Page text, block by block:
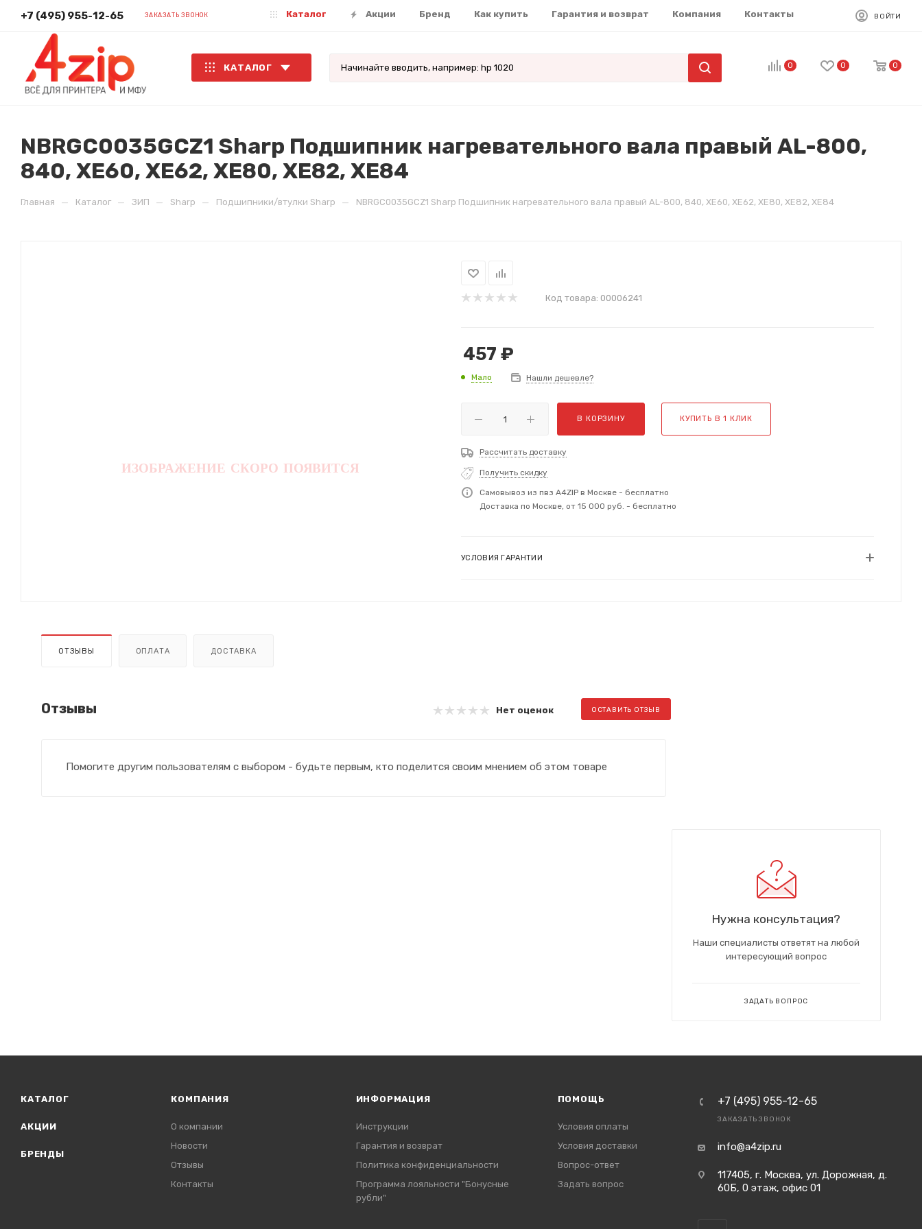
+7 (495) 955-12-65 ЗАКАЗАТЬ ЗВОНОК Каталог Акции Бренд Как купить Гарантия и возврат Компания Контакты ВОЙТИ
КАТАЛОГ 0 0 0
NBRGC0035GCZ1 Sharp Подшипник нагревательного вала правый AL-800,
840, XE60, XE62, XE80, XE82, XE84
Главная — Каталог — ЗИП — Sharp — Подшипники/втулки Sharp — NBRGC0035GCZ1 Sharp Подшипник нагревательного вала правый AL-800, 840, XE60, XE62, XE80, XE82, XE84
Код товара: 00006241
457 ₽
Мало Нашли дешевле?
В КОРЗИНУ КУПИТЬ В 1 КЛИК
Рассчитать доставку
Получить скидку
Самовывоз из пвз A4ZIP в Москве - бесплатно
Доставка по Москве, от 15 000 руб. - бесплатно
УСЛОВИЯ ГАРАНТИИ
ОТЗЫВЫ ОПЛАТА ДОСТАВКА
Отзывы Нет оценок ОСТАВИТЬ ОТЗЫВ
Помогите другим пользователям с выбором - будьте первым, кто поделится своим мнением об этом товаре
Нужна консультация?
Наши специалисты ответят на любой
интересующий вопрос
ЗАДАТЬ ВОПРОС
КАТАЛОГ
АКЦИИ
БРЕНДЫ
КОМПАНИЯ
О компании
Новости
Отзывы
Контакты
ИНФОРМАЦИЯ
Инструкции
Гарантия и возврат
Политика конфиденциальности
Программа лояльности "Бонусные
рубли"
ПОМОЩЬ
Условия оплаты
Условия доставки
Вопрос-ответ
Задать вопрос
+7 (495) 955-12-65
ЗАКАЗАТЬ ЗВОНОК
info@a4zip.ru
117405, г. Москва, ул. Дорожная, д.
60Б, 0 этаж, офис 01